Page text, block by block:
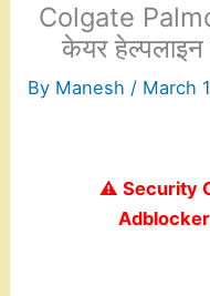
Colgate
केयर
By Manesh / March
⚠️ Security